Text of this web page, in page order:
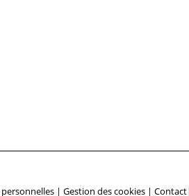
| Gestion des cookies | Contact